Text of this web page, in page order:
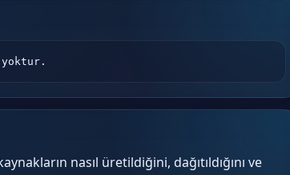
nasıl üretildiğini, dağıtıldığını ve